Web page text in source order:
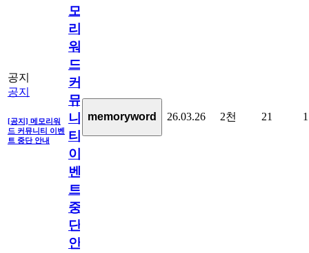
공지
공지
[공지] 메모리워
드 커뮤니티 이벤
트 중단 안내
모
리
워
드
커
뮤
니
티
이
벤
트
중
단
안
memoryword 26.03.26 2천 21 1